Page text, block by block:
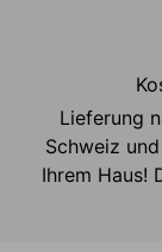
Lieferung
Schweiz
Ihrem Haus!